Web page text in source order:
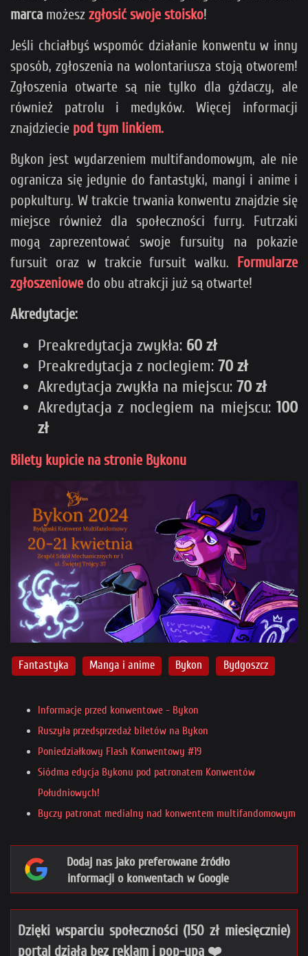
marca możesz zgłosić swoje stoisko!
Jeśli chciałbyś wspomóc działanie konwentu w inny
sposób, zgłoszenia na wolontariusza stoją otworem!
Zgłoszenia otwarte są nie tylko dla gżdaczy, ale
również patrolu i medyków. Więcej informacji
znajdziecie pod tym linkiem.
Bykon jest wydarzeniem multifandomowym, ale nie
ogranicza się jedynie do fantastyki, mangi i anime i
popkultury. W trakcie trwania konwentu znajdzie się
miejsce również dla społeczności furry. Futrzaki
mogą zaprezentować swoje fursuity na pokazie
fursuit oraz w trakcie fursuit walku. Formularze
zgłoszeniowe do obu atrakcji już są otwarte!
Akredytacje:
Preakredytacja zwykła: 60 zł
Preakredytacja z noclegiem: 70 zł
Akredytacja zwykła na miejscu: 70 zł
Akredytacja z noclegiem na miejscu: 100
zł
Bilety kupicie na stronie Bykonu
Fantastyka Manga i anime Bykon Bydgoszcz
Informacje przed konwentowe - Bykon
Ruszyła przedsprzedaż biletów na Bykon
Poniedziałkowy Flash Konwentowy #19
Siódma edycja Bykonu pod patronatem Konwentów
Południowych!
Byczy patronat medialny nad konwentem multifandomowym
Dodaj nas jako preferowane źródło
informacji o konwentach w Google
Dzięki wsparciu społeczności (150 zł miesięcznie)
portal działa bez reklam i pop-upa ❤️